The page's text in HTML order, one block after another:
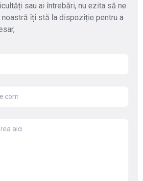
sau ai întrebări, nu ezita să ne
noastră îți stă la dispoziție pentru a